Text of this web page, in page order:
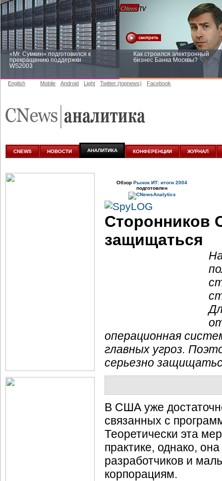
«Mr. Сумкин» подготовился к
прекращению поддержки
WS2003
Как строился электронный
бизнес Банка Москвы?
аналитике
English Mobile Android Light Twitter (topnews) Facebook
CNEWS НОВОСТИ АНАЛИТИКА КОНФЕРЕНЦИИ ЖУРНАЛ
Обзор Рынок ИТ: итоги 2004
подготовлен
Сторонников
защищаться
операционная
главных угроз.
серьезно
В США уже
связанных с
Теоретически эта
практике, однако,
разработчиков и
корпорациям.